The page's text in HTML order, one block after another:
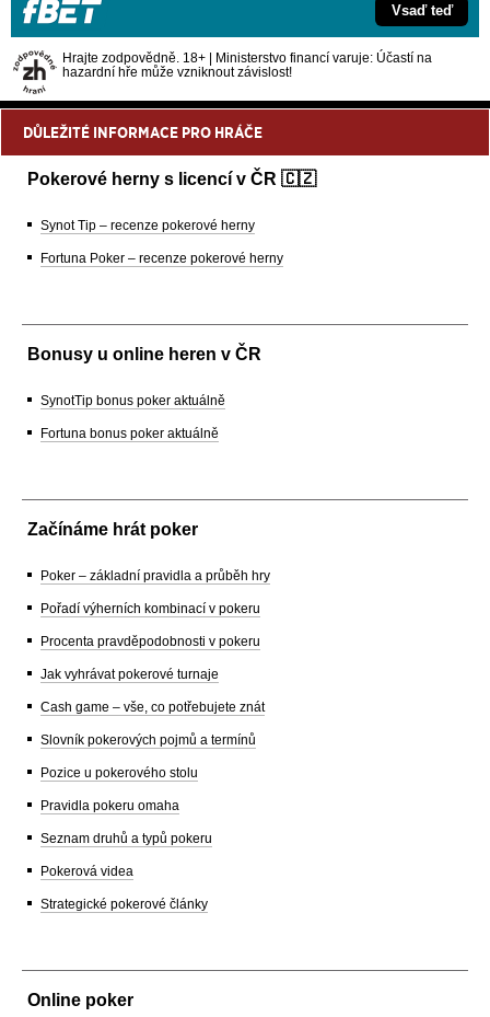
Vsaď teď
Hrajte zodpovědně. 18+ | Ministerstvo financí varuje: Účastí na
hazardní hře může vzniknout závislost!
DŮLEŽITÉ INFORMACE PRO HRÁČE
Pokerové herny s licencí v ČR 🇨🇿
Synot Tip – recenze pokerové herny
Fortuna Poker – recenze pokerové herny
Bonusy u online heren v ČR
SynotTip bonus poker aktuálně
Fortuna bonus poker aktuálně
Začínáme hrát poker
Poker – základní pravidla a průběh hry
Pořadí výherních kombinací v pokeru
Procenta pravděpodobnosti v pokeru
Jak vyhrávat pokerové turnaje
Cash game – vše, co potřebujete znát
Slovník pokerových pojmů a termínů
Pozice u pokerového stolu
Pravidla pokeru omaha
Seznam druhů a typů pokeru
Pokerová videa
Strategické pokerové články
Online poker